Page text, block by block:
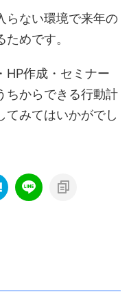
らない環境で来年の
めです。
HP作成・セミナー
ちからできる行動計
てみてはいかがでし